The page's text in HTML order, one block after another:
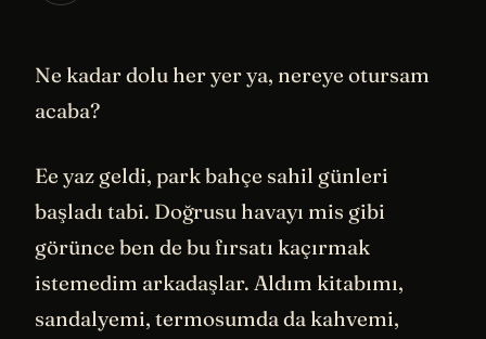
Ne kadar dolu her yer ya, nereye otursam
acaba?
Ee yaz geldi, park bahçe sahil günleri
başladı tabi. Doğrusu havayı mis gibi
görünce ben de bu fırsatı kaçırmak
istemedim arkadaşlar. Aldım kitabımı,
sandalyemi, termosumda da kahvemi,